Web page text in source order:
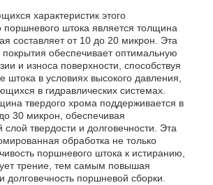
характеристик этого
поршневого штока является толщина
составляет от 10 до 20 микрон. Эта
обеспечивает оптимальную
и износа поверхности, способствуя
штока в условиях высокого давления,
в гидравлических системах.
твердого хрома поддерживается в
30 микрон, обеспечивая
твердости и долговечности. Эта
обработка не только
поршневого штока к истиранию,
трение, тем самым повышая
долговечность поршневой сборки.